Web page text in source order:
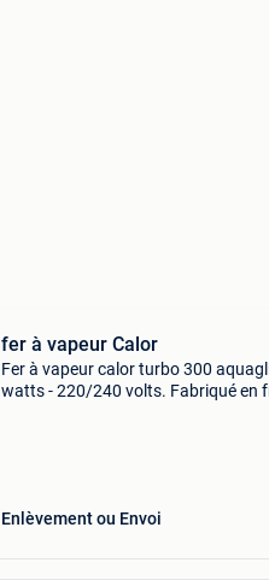
fer à vapeur Calor
Fer à vapeur calor turbo 300
watts - 220/240 volts. Fabriqué en
Enlèvement ou Envoi